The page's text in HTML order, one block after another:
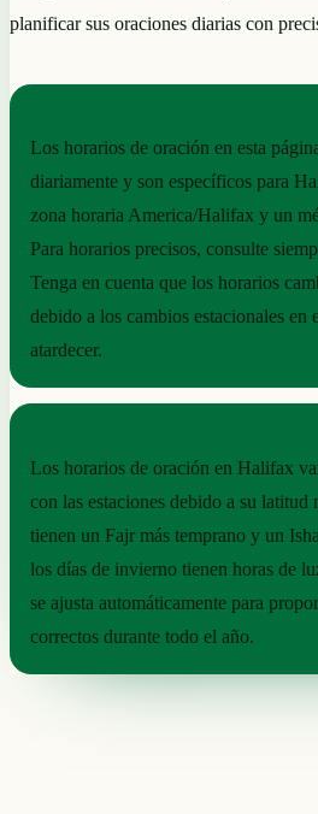
planificar sus oraciones diarias con
Los horarios de oración en esta
diariamente y son específicos para
zona horaria America/Halifax y un
Para horarios precisos, consulte
Tenga en cuenta que los horarios
debido a los cambios estacionales en
atardecer.
Los horarios de oración en Halifax
con las estaciones debido a su latitud
tienen un Fajr más temprano y un
los días de invierno tienen horas de
se ajusta automáticamente para
correctos durante todo el año.